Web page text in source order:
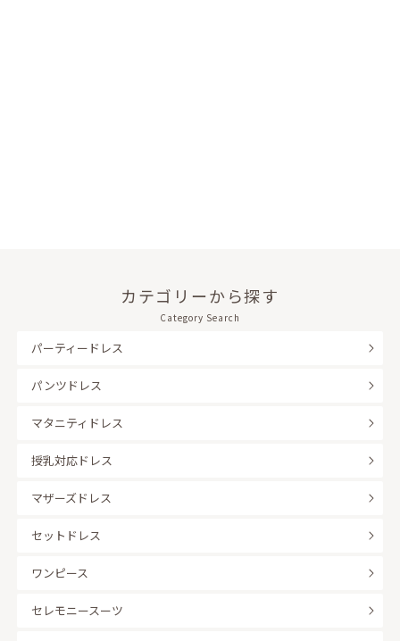
カテゴリーから探す
Category Search
パーティードレス
パンツドレス
マタニティドレス
授乳対応ドレス
マザーズドレス
セットドレス
ワンピース
セレモニースーツ